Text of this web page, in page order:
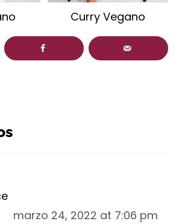
Curry Vegano
marzo 24, 2022 at 7:06 pm